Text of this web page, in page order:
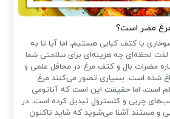
مضر است؟
یا کتف کبابی هستیم، اما آیا تا به
لذت لحظه‌ای چه هزینه‌ای برای سلامتی شما
مضرات بال و کتف مرغ در محافل علمی و
شده است. بسیاری تصور می‌کنند مرغ
است، اما حقیقت این است که آناتومی
چربی و کلسترول تبدیل کرده است. در
۵ خطر علمی و مستند آشنا می‌شوید که شاید تاکنون